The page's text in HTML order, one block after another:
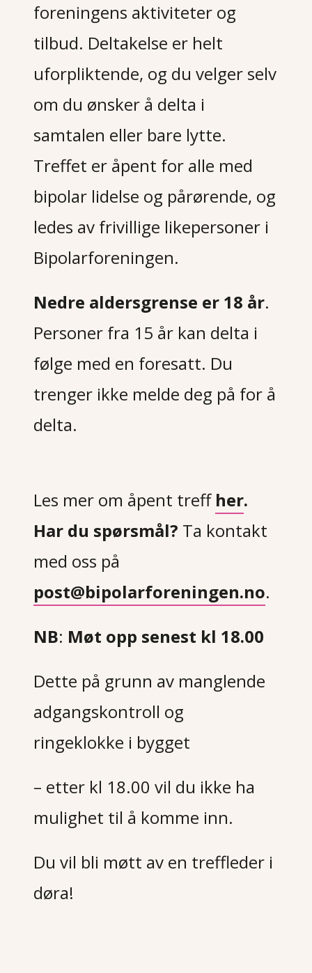
foreningens aktiviteter og
tilbud. Deltakelse er helt
uforpliktende, og du velger selv
om du ønsker å delta i
samtalen eller bare lytte.
Treffet er åpent for alle med
bipolar lidelse og pårørende, og
ledes av frivillige likepersoner i
Bipolarforeningen.
Nedre aldersgrense er 18 år.
Personer fra 15 år kan delta i
følge med en foresatt. Du
trenger ikke melde deg på for å
delta.
Les mer om åpent treff her.
Har du spørsmål? Ta kontakt
med oss på
post@bipolarforeningen.no.
NB: Møt opp senest kl 18.00
Dette på grunn av manglende
adgangskontroll og
ringeklokke i bygget
– etter kl 18.00 vil du ikke ha
mulighet til å komme inn.
Du vil bli møtt av en treffleder i
døra!